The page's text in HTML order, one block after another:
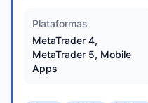
Plataformas
MetaTrader 4,
MetaTrader 5, Mobile
Apps